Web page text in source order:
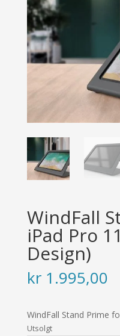
WindFall
iPad Pro
Design)
kr1.995,00
WindFall Stand Prime
Utsolgt